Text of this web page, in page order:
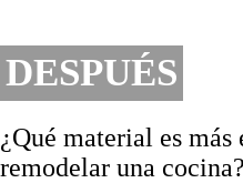
DESPUÉS
¿Qué material es más
remodelar una cocina?